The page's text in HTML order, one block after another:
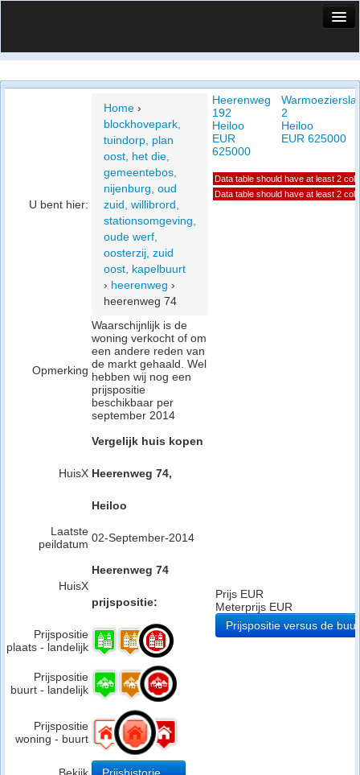
Vergelijk prijsposities - wijk
Privacy beleid
U bent hier:
Home ›
blockhovepark,
tuindorp, plan
oost, het die,
gemeentebos,
nijenburg, oud
zuid, willibrord,
stationsomgeving,
oude werf,
oosterzij, zuid
oost, kapelbuurt
› heerenweg ›
heerenweg 74
Opmerking
Waarschijnlijk is de
woning verkocht of om
een andere reden van
de markt gehaald. Wel
hebben wij nog een
prijspositie
beschikbaar per
september 2014
HuisX
Vergelijk huis kopen
Heerenweg 74,
Heiloo
Laatste
peildatum 02-September-2014
HuisX
Heerenweg 74
prijspositie:
Prijspositie
plaats - landelijk
Prijspositie
buurt - landelijk
Prijspositie
woning - buurt
Heerenweg
192
Heiloo
EUR
625000
2
Heiloo
EUR 625000
Data table should have at least 2
Data table should have at least 2
Prijs EUR
Meterprijs EUR
Prijspositie versus de